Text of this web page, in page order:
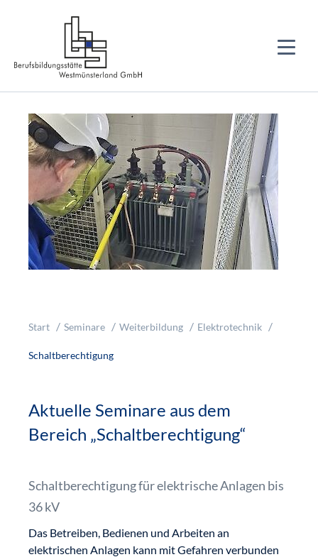
Start Seminare Weiterbildung Elektrotechnik
Schaltberechtigung
Aktuelle Seminare aus dem
Bereich „Schaltberechtigung“
Schaltberechtigung für elektrische Anlagen bis
36 kV
Das Betreiben, Bedienen und Arbeiten an
elektrischen Anlagen kann mit Gefahren verbunden